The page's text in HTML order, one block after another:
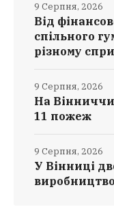
Від
спільного
різному
9 Серпня, 2026
На
11 пожеж
9 Серпня, 2026
У Вінниці
9 Серпня, 2026